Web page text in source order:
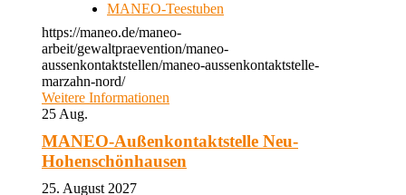
MANEO-Teestuben
https://maneo.de/maneo-
arbeit/gewaltpraevention/maneo-
aussenkontaktstellen/maneo-aussenkontaktstelle-
marzahn-nord/
Weitere Informationen
25 Aug.
MANEO-Außenkontaktstelle Neu-
Hohenschönhausen
25. August 2027